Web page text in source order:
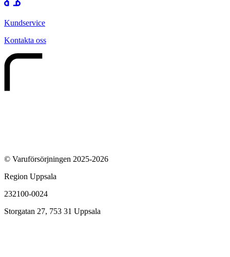
Kundservice
Kontakta oss
© Varuförsörjningen 2025-2026
Region Uppsala
232100-0024
Storgatan 27, 753 31 Uppsala